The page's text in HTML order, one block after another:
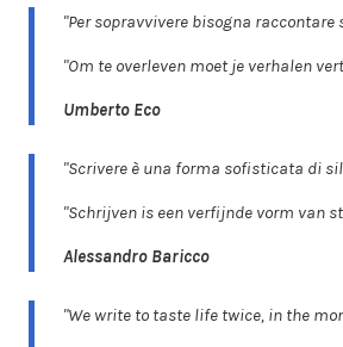
"Per sopravvivere bisogna raccontare
"Om te overleven moet je verhalen
Umberto Eco
"Scrivere è una forma sofisticata di
"Schrijven is een verfijnde vorm van
Alessandro Baricco
"We write to taste life twice, in the